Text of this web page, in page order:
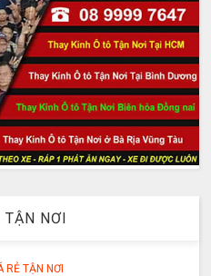
NƠI
RẺ TẬN NƠI